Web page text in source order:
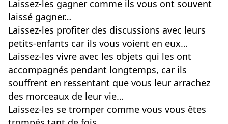
Laissez-les gagner comme ils vous ont souvent
laissé gagner…
Laissez-les profiter des discussions avec leurs
petits-enfants car ils vous voient en eux…
Laissez-les vivre avec les objets qui les ont
accompagnés pendant longtemps, car ils
souffrent en ressentant que vous leur arrachez
des morceaux de leur vie…
Laissez-les se tromper comme vous vous êtes